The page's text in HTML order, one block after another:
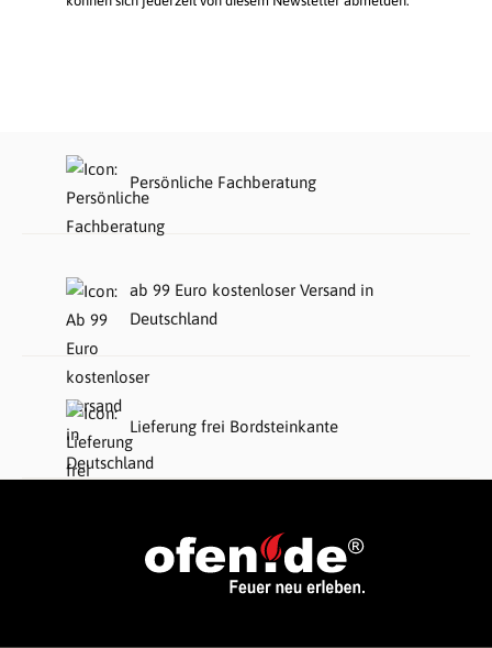
Persönliche Fachberatung
ab 99 Euro kostenloser Versand in
Deutschland
Lieferung frei Bordsteinkante